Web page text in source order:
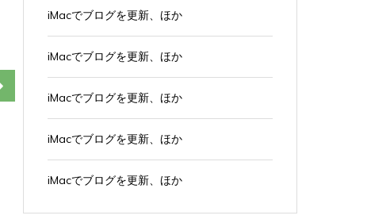
グ: NINTENDO Switch２
あつまれどうぶつの森
ゲーム
ゲーム機 タブレット
ひとりごと ブログ
iMacでブログを更新、ほか
2026年8月4日 0 1 word
iMacでブログを更新している。 あつまれど...
すべて読む
iMacでブログを更新、ほか
iMacでブログを更新、ほか
iMacでブログを更新、ほか
iMacでブログを更新、ほか
iMacでブログを更新、ほか